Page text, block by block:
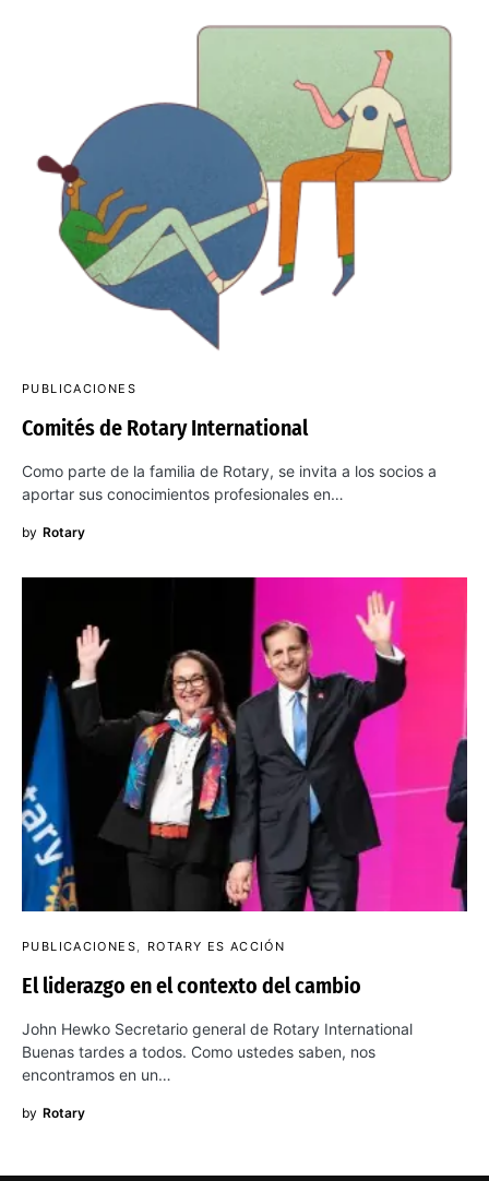
PUBLICACIONES
Comités de Rotary International
Como parte de la familia de Rotary, se invita a los socios a
aportar sus conocimientos profesionales en…
by Rotary
PUBLICACIONES ROTARY ES ACCIÓN
El liderazgo en el contexto del cambio
John Hewko Secretario general de Rotary International
Buenas tardes a todos. Como ustedes saben, nos
encontramos en un…
by Rotary